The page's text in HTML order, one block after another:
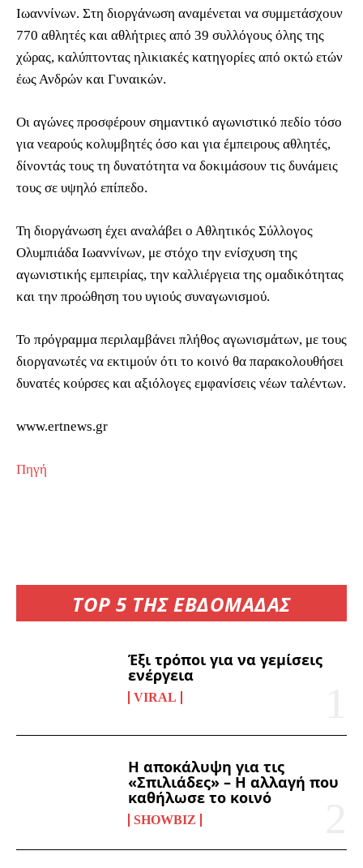
TOP 5 ΤΗΣ ΕΒΔΟΜΑΔΑΣ
Έξι τρόποι για να γεμίσεις
ενέργεια
VIRAL
Η αποκάλυψη για τις
«Σπιλιάδες» – Η αλλαγή που
καθήλωσε το κοινό
SHOWBIZ
Ιωαννίνων. Στη διοργάνωση αναμένεται να συμμετάσχουν
770 αθλητές και αθλήτριες από 39 συλλόγους όλης της
χώρας, καλύπτοντας ηλικιακές κατηγορίες από οκτώ ετών
έως Ανδρών και Γυναικών.
Οι αγώνες προσφέρουν σημαντικό αγωνιστικό πεδίο τόσο
για νεαρούς κολυμβητές όσο και για έμπειρους αθλητές,
δίνοντάς τους τη δυνατότητα να δοκιμάσουν τις δυνάμεις
τους σε υψηλό επίπεδο.
Τη διοργάνωση έχει αναλάβει ο Αθλητικός Σύλλογος
Ολυμπιάδα Ιωαννίνων, με στόχο την ενίσχυση της
αγωνιστικής εμπειρίας, την καλλιέργεια της ομαδικότητας
και την προώθηση του υγιούς συναγωνισμού.
Το πρόγραμμα περιλαμβάνει πλήθος αγωνισμάτων, με τους
διοργανωτές να εκτιμούν ότι το κοινό θα παρακολουθήσει
δυνατές κούρσες και αξιόλογες εμφανίσεις νέων ταλέντων.
www.ertnews.gr
Πηγή